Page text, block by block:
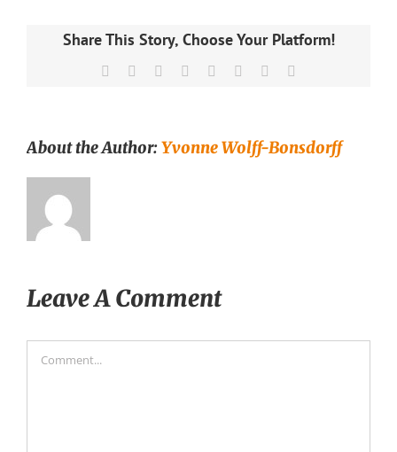
Share This Story, Choose Your Platform!
Facebook Reddit LinkedIn
TumblrPinterest
About the Author:Yvonne Wolff-Bonsdorff
Leave A Comment